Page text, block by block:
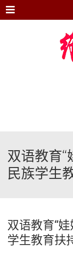
Menu
双语教育“
民族学生
双语教育“
学生教育扶